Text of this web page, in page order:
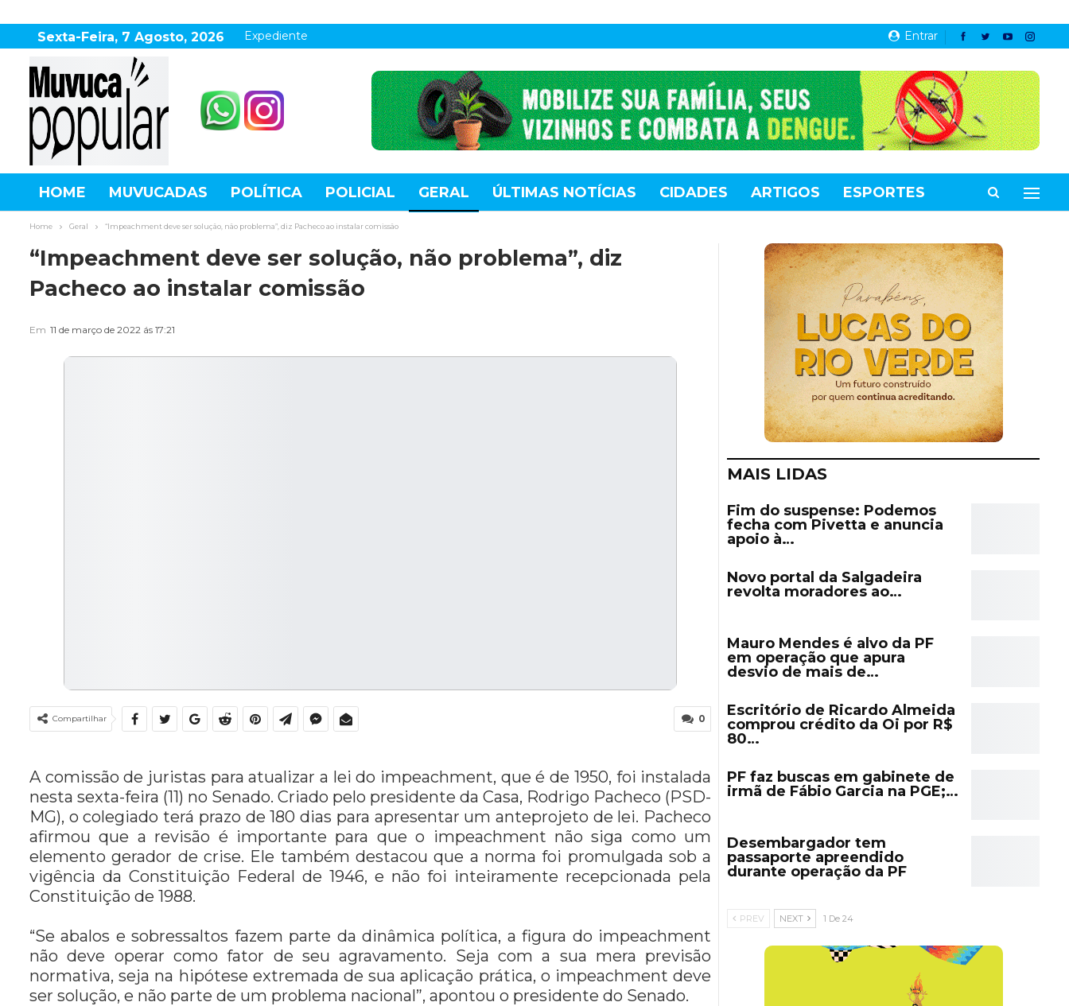
Entrar
Sexta-Feira, 7 Agosto, 2026 Expediente
HOME MUVUCADAS POLÍTICA POLICIAL GERAL ÚLTIMAS NOTÍCIAS CIDADES ARTIGOS ESPORTES
AGRONEGÓCIO DESTAQUES ESPORTE MUNDO
Home Geral “Impeachment deve ser solução, não problema”, diz Pacheco ao instalar comissão
“Impeachment deve ser solução, não problema”, diz
Pacheco ao instalar comissão
Em 11 de março de 2022 ás 17:21
0
Compartilhar
A comissão de juristas para atualizar a lei do impeachment, que é de 1950, foi instalada
nesta sexta-feira (11) no Senado. Criado pelo presidente da Casa, Rodrigo Pacheco (PSD-
MG), o colegiado terá prazo de 180 dias para apresentar um anteprojeto de lei. Pacheco
afirmou que a revisão é importante para que o impeachment não siga como um
elemento gerador de crise. Ele também destacou que a norma foi promulgada sob a
vigência da Constituição Federal de 1946, e não foi inteiramente recepcionada pela
Constituição de 1988.
“Se abalos e sobressaltos fazem parte da dinâmica política, a figura do impeachment
não deve operar como fator de seu agravamento. Seja com a sua mera previsão
normativa, seja na hipótese extremada de sua aplicação prática, o impeachment deve
ser solução, e não parte de um problema nacional”, apontou o presidente do Senado.
MAIS LIDAS
Fim do suspense: Podemos
fecha com Pivetta e anuncia
apoio à…
Novo portal da Salgadeira
revolta moradores ao…
Mauro Mendes é alvo da PF
em operação que apura
desvio de mais de…
Escritório de Ricardo Almeida
comprou crédito da Oi por R$
80…
PF faz buscas em gabinete de
irmã de Fábio Garcia na PGE;…
Desembargador tem
passaporte apreendido
durante operação da PF
PREV NEXT 1 De 24